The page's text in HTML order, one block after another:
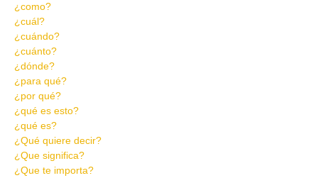
¿como?
¿cuál?
¿cuándo?
¿cuánto?
¿dónde?
¿para qué?
¿por qué?
¿qué es esto?
¿qué es?
¿Qué quiere decir?
¿Que significa?
¿Que te importa?